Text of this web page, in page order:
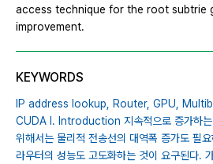
access technique for the root subtrie
improvement.
KEYWORDS
IP address lookup, Router, GPU,
CUDA I. Introduction 지속적으로 증가하는
위해서는 물리적 전송선의 대역폭 증가도 필
라우터의 성능도 고도화하는 것이 요구된다.